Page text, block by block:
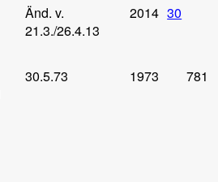
Änd. v.
21.3./26.4.13
2014 30
30.5.73 1973 781